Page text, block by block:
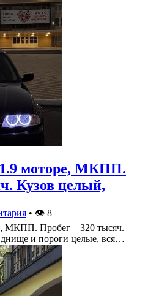
моторе, МКПП.
Кузов целый,
• 👁 8
МКПП. Пробег – 320 тысяч.
и пороги целые, вся…